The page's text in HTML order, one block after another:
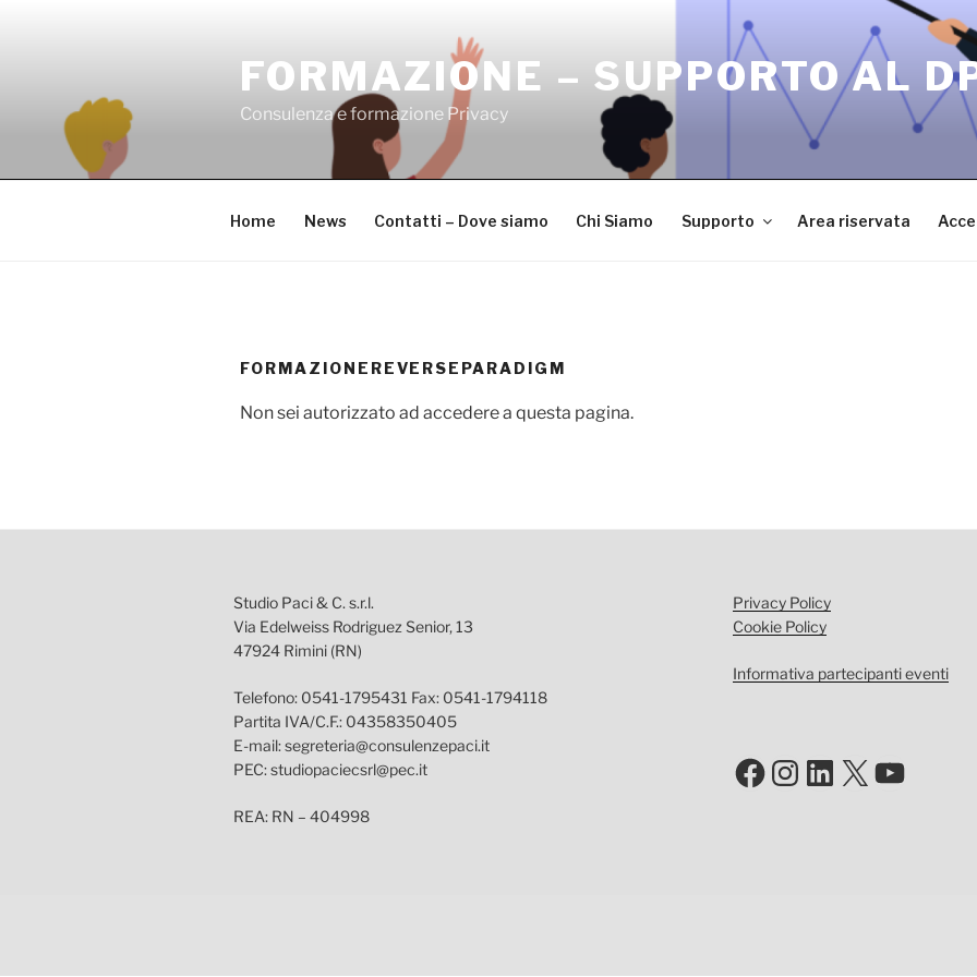
FORMAZIONE – SUPPORTO AL
Consulenza e formazione Privacy
Home News Contatti – Dove siamo Chi Siamo Supporto Area riservata
FORMAZIONEREVERSEPARADIGM
Non sei autorizzato ad accedere a questa pagina.
Studio Paci & C. s.r.l.
Via Edelweiss Rodriguez Senior, 13
47924 Rimini (RN)
Telefono: 0541-1795431 Fax: 0541-1794118
Partita IVA/C.F.: 04358350405
E-mail: segreteria@consulenzepaci.it
PEC: studiopaciecsrl@pec.it
REA: RN – 404998
Privacy Policy
Cookie Policy
Informativa partecipanti eventi
Facebook
Instagram
LinkedIn
X